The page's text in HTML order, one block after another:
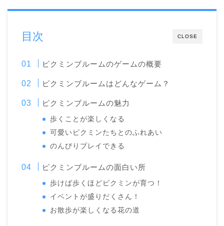
CLOSE
目次
ピクミンブルームのゲームの概要
ピクミンブルームはどんなゲーム？
ピクミンブルームの魅力
歩くことが楽しくなる
可愛いピクミンたちとのふれあい
のんびりプレイできる
ピクミンブルームの面白い所
歩けば歩くほどピクミンが育つ！
イベントが盛りだくさん！
お散歩が楽しくなる花の道